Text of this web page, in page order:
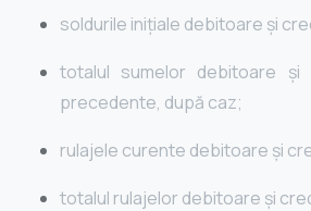
soldurile inițiale debitoare și
totalul sumelor debitoare și
precedente, după caz;
rulajele curente debitoare și
totalul rulajelor debitoare și